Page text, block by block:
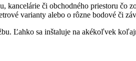
kancelárie či obchodného priestoru
varianty alebo o rôzne bodové či
Ľahko sa inštaluje na akékoľvek